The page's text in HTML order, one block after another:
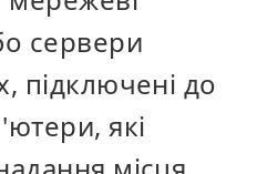
сервери
підключені до
які